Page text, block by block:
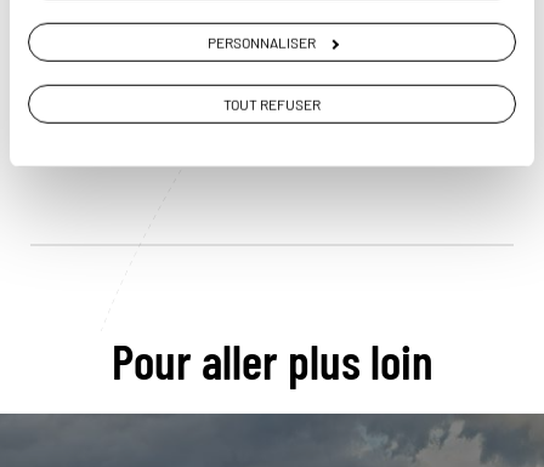
PERSONNALISER
TOUT REFUSER
Croisière Chili et Argentine en Terre de Feu, en
passant par le cap Horn.
à partir de 6550€
Pour aller plus loin